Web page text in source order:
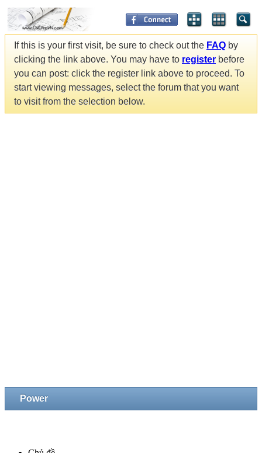
If this is your first visit, be sure to check out the FAQ by
clicking the link above. You may have to register before
you can post: click the register link above to proceed. To
start viewing messages, select the forum that you want
to visit from the selection below.
Power